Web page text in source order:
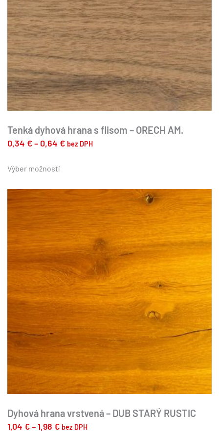
Tenká dyhová hrana s flisom – ORECH AM.
0,34 €– 0,64 €Price
0,64 €
bez DPH
Výber možnostíprodukt
viacero
variantov.
Možnosti
si
môžete
vybrať
na
stránke
produktu.
Dyhová hrana vrstvená – DUB STARÝ RUSTIC
1,04 €–1,98 €Price
bez DPH